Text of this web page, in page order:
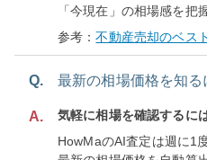
「今現在」の相場感を把
参考：不動産売却のベス
Q. 最新の相場価格を知る
A.
気軽に相場を確認するに
HowMaのAI査定は週に1